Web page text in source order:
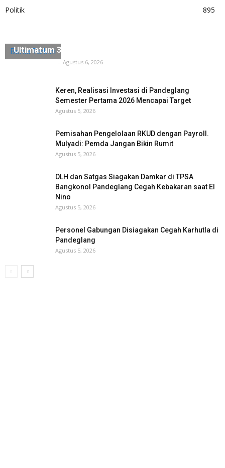
Politik
895
Berita Terkini
Ultimatum 3×24 Jam Harus Dikosongkan
- Agustus 6, 2026
Keren, Realisasi Investasi di Pandeglang
Semester Pertama 2026 Mencapai Target
Agustus 5, 2026
Pemisahan Pengelolaan RKUD dengan Payroll.
Mulyadi: Pemda Jangan Bikin Rumit
Agustus 5, 2026
DLH dan Satgas Siagakan Damkar di TPSA
Bangkonol Pandeglang Cegah Kebakaran saat El
Nino
Agustus 5, 2026
Personel Gabungan Disiagakan Cegah Karhutla di
Pandeglang
Agustus 5, 2026